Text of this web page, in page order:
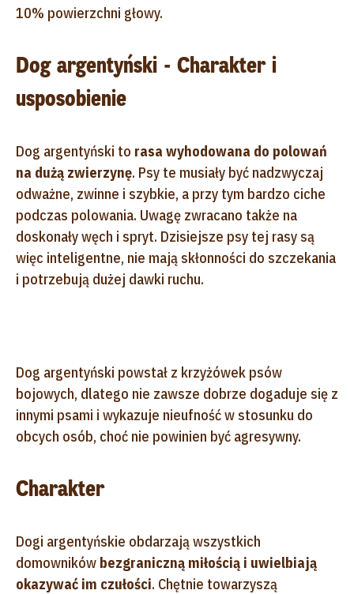
10% powierzchni głowy.
Dog argentyński - Charakter i
usposobienie
Dog argentyński to rasa wyhodowana do polowań
na dużą zwierzynę. Psy te musiały być nadzwyczaj
odważne, zwinne i szybkie, a przy tym bardzo ciche
podczas polowania. Uwagę zwracano także na
doskonały węch i spryt. Dzisiejsze psy tej rasy są
więc inteligentne, nie mają skłonności do szczekania
i potrzebują dużej dawki ruchu.
Dog argentyński powstał z krzyżówek psów
bojowych, dlatego nie zawsze dobrze dogaduje się z
innymi psami i wykazuje nieufność w stosunku do
obcych osób, choć nie powinien być agresywny.
Charakter
Dogi argentyńskie obdarzają wszystkich
domowników bezgraniczną miłością i uwielbiają
okazywać im czułości. Chętnie towarzyszą